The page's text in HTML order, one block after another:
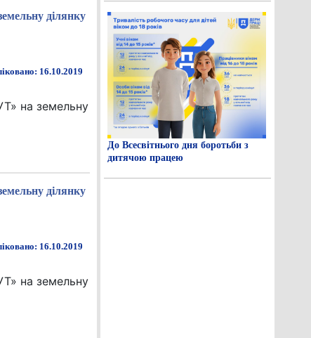
ділянку
16.10.2019
на земельну
ділянку
16.10.2019
на земельну
До Всесвітнього дня боротьби з
дитячою працею